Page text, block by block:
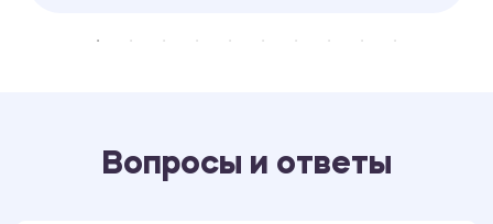
Вопросы и ответы